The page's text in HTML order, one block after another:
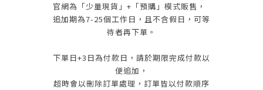
官網為 「少量現貨」+ 「預購」模式販售，
追加期為7-25個工作日 ，且不含假日 ， 可等
待者再下單 。
下單日+3 日為付款日，請於期限完成付款以
便追加，
超時會以刪除訂單處理，訂單皆以付款順序